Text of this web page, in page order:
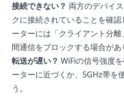
接続できない？ 両方のデバイ
クに接続されていることを確
ーターには「クライアント分
間通信をブロックする場合があ
転送が遅い？ WiFiの信号強度
ーターに近づくか、5GHz帯を
う。